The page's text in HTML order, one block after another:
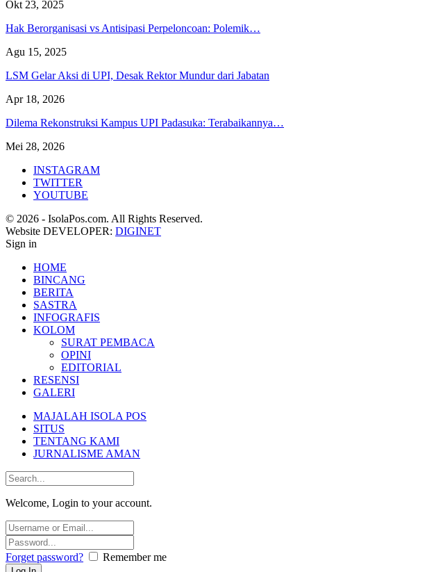
Okt 23, 2025
Hak Berorganisasi vs Antisipasi Perpeloncoan: Polemik…
Agu 15, 2025
LSM Gelar Aksi di UPI, Desak Rektor Mundur dari Jabatan
Apr 18, 2026
Dilema Rekonstruksi Kampus UPI Padasuka: Terabaikannya…
Mei 28, 2026
INSTAGRAM
TWITTER
YOUTUBE
© 2026 - IsolaPos.com. All Rights Reserved.
Website DEVELOPER: DIGINET
Sign in
HOME
BINCANG
BERITA
SASTRA
INFOGRAFIS
KOLOM
SURAT PEMBACA
OPINI
EDITORIAL
RESENSI
GALERI
MAJALAH ISOLA POS
SITUS
TENTANG KAMI
JURNALISME AMAN
Welcome, Login to your account.
Forget password? Remember me